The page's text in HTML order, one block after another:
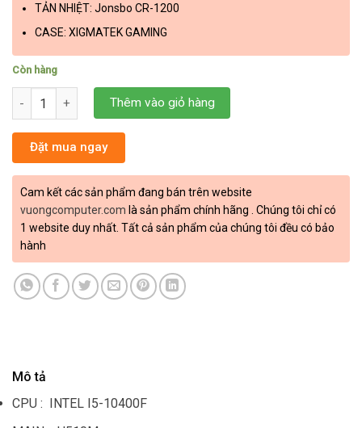
TẢN NHIỆT: Jonsbo CR-1200
CASE: XIGMATEK GAMING
Còn hàng
PC GAMING I5-10400F/H510/8GB RAM/256GB SSD/GTX3050/
Thêm vào giỏ hàng
Đặt mua ngay
Cam kết các sản phẩm đang bán trên website
vuongcomputer.com là sản phẩm chính hãng . Chúng tôi chỉ có
1 website duy nhất. Tất cả sản phẩm của chúng tôi đều có bảo
hành
Mô tả
CPU : INTEL I5-10400F